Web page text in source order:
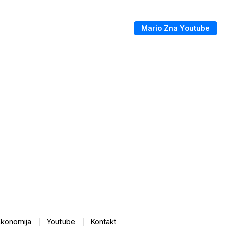
Mario Zna Youtube
Youtube Kontakt